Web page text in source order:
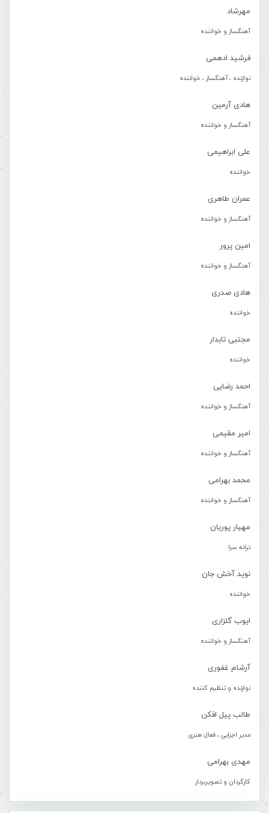
مهرشاد
آهنگساز و خواننده
فرشید ادهمی
نوازنده ، آهنگساز ، خواننده
هادی آرمین
آهنگساز و خواننده
علی ابراهیمی
خواننده
عمران طاهری
آهنگساز و خواننده
امین پرور
آهنگساز و خواننده
هادی صدری
خواننده
مجتبی تابدار
خواننده
احمد رضایی
آهنگساز و خواننده
امیر مقیمی
آهنگساز و خواننده
محمد بهرامی
آهنگساز و خواننده
مهیار پوریان
ترانه سرا
نوید آخش جان
خواننده
ایوب گلزاری
آهنگساز و خواننده
آرشام غفوری
نوازنده و تنظیم کننده
طالب پیل افکن
مدیر اجرایی ، فعال هنری
مهدی بهرامی
کارگردان و تصویربردار